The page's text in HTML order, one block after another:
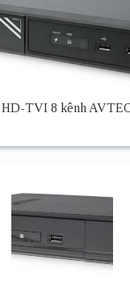
TVI 8 kênh